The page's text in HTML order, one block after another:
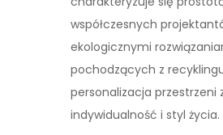
współczesnych
ekologicznymi
pochodzących z
personalizacja przestrzeni
indywidualność i styl życia.